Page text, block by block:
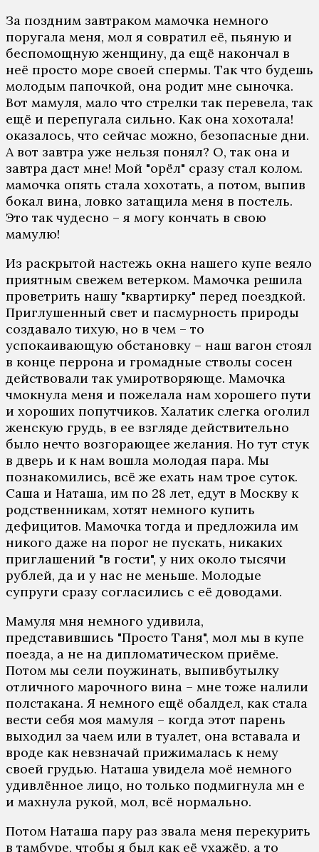
За поздним завтраком мамочка немного
поругала меня, мол я совратил её, пьяную и
беспомощную женщину, да ещё накончал в
неё просто море своей спермы. Так что будешь
молодым папочкой, она родит мне сыночка.
Вот мамуля, мало что стрелки так перевела, так
ещё и перепугала сильно. Как она хохотала!
оказалось, что сейчас можно, безопасные дни.
А вот завтра уже нельзя понял? О, так она и
завтра даст мне! Мой "орёл" сразу стал колом.
мамочка опять стала хохотать, а потом, выпив
бокал вина, ловко затащила меня в постель.
Это так чудесно – я могу кончать в свою
мамулю!
Из раскрытой настежь окна нашего купе веяло
приятным свежем ветерком. Мамочка решила
проветрить нашу "квартирку" перед поездкой.
Приглушенный свет и пасмурность природы
создавало тихую, но в чем – то
успокаивающую обстановку – наш вагон стоял
в конце перрона и громадные стволы сосен
действовали так умиротворяюще. Мамочка
чмокнула меня и пожелала нам хорошего пути
и хороших попутчиков. Халатик слегка оголил
женскую грудь, в ее взгляде действительно
было нечто возгорающее желания. Но тут стук
в дверь и к нам вошла молодая пара. Мы
познакомились, всё же ехать нам трое суток.
Саша и Наташа, им по 28 лет, едут в Москву к
родственникам, хотят немного купить
дефицитов. Мамочка тогда и предложила им
никого даже на порог не пускать, никаких
приглашений "в гости", у них около тысячи
рублей, да и у нас не меньше. Молодые
супруги сразу согласились с её доводами.
Мамуля мня немного удивила,
представившись "Просто Таня", мол мы в купе
поезда, а не на дипломатическом приёме.
Потом мы сели поужинать, выпивбутылку
отличного марочного вина – мне тоже налили
полстакана. Я немного ещё обалдел, как стала
вести себя моя мамуля – когда этот парень
выходил за чаем или в туалет, она вставала и
вроде как невзначай прижималась к нему
своей грудью. Наташа увидела моё немного
удивлённое лицо, но только подмигнула мн е
и махнула рукой, мол, всё нормально.
Потом Наташа пару раз звала меня перекурить
в тамбуре, чтобы я был как её ухажёр, а то